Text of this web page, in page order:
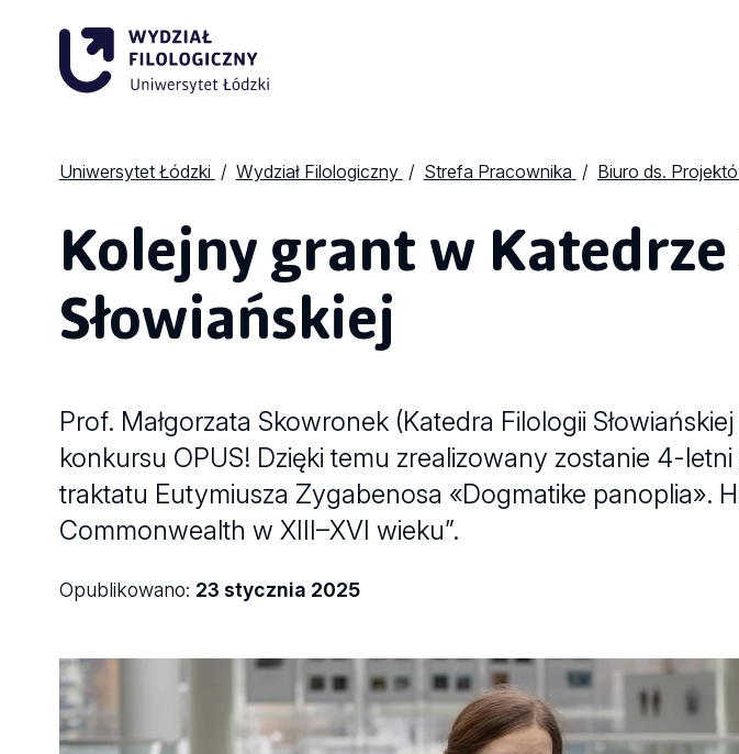
Uniwersytet Łódzki Wydział Filologiczny Strefa Pracownika Biuro ds.
Kolejny grant w
Słowiańskiej
Prof. Małgorzata Skowronek (Katedra Filologii
konkursu OPUS! Dzięki temu zrealizowany zostanie 4-
traktatu Eutymiusza Zygabenosa «Dogmatike panoplia».
Commonwealth w XIII–XVI wieku”.
Opublikowano: 23 stycznia 2025